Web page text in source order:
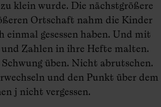
klein wurde. Die nächstgrößere
Ortschaft nahm die Kinder
einmal gesessen haben. Und mit
Zahlen in ihre Hefte malten.
üben. Nicht abrutschen.
und den Punkt über dem
j nicht vergessen.